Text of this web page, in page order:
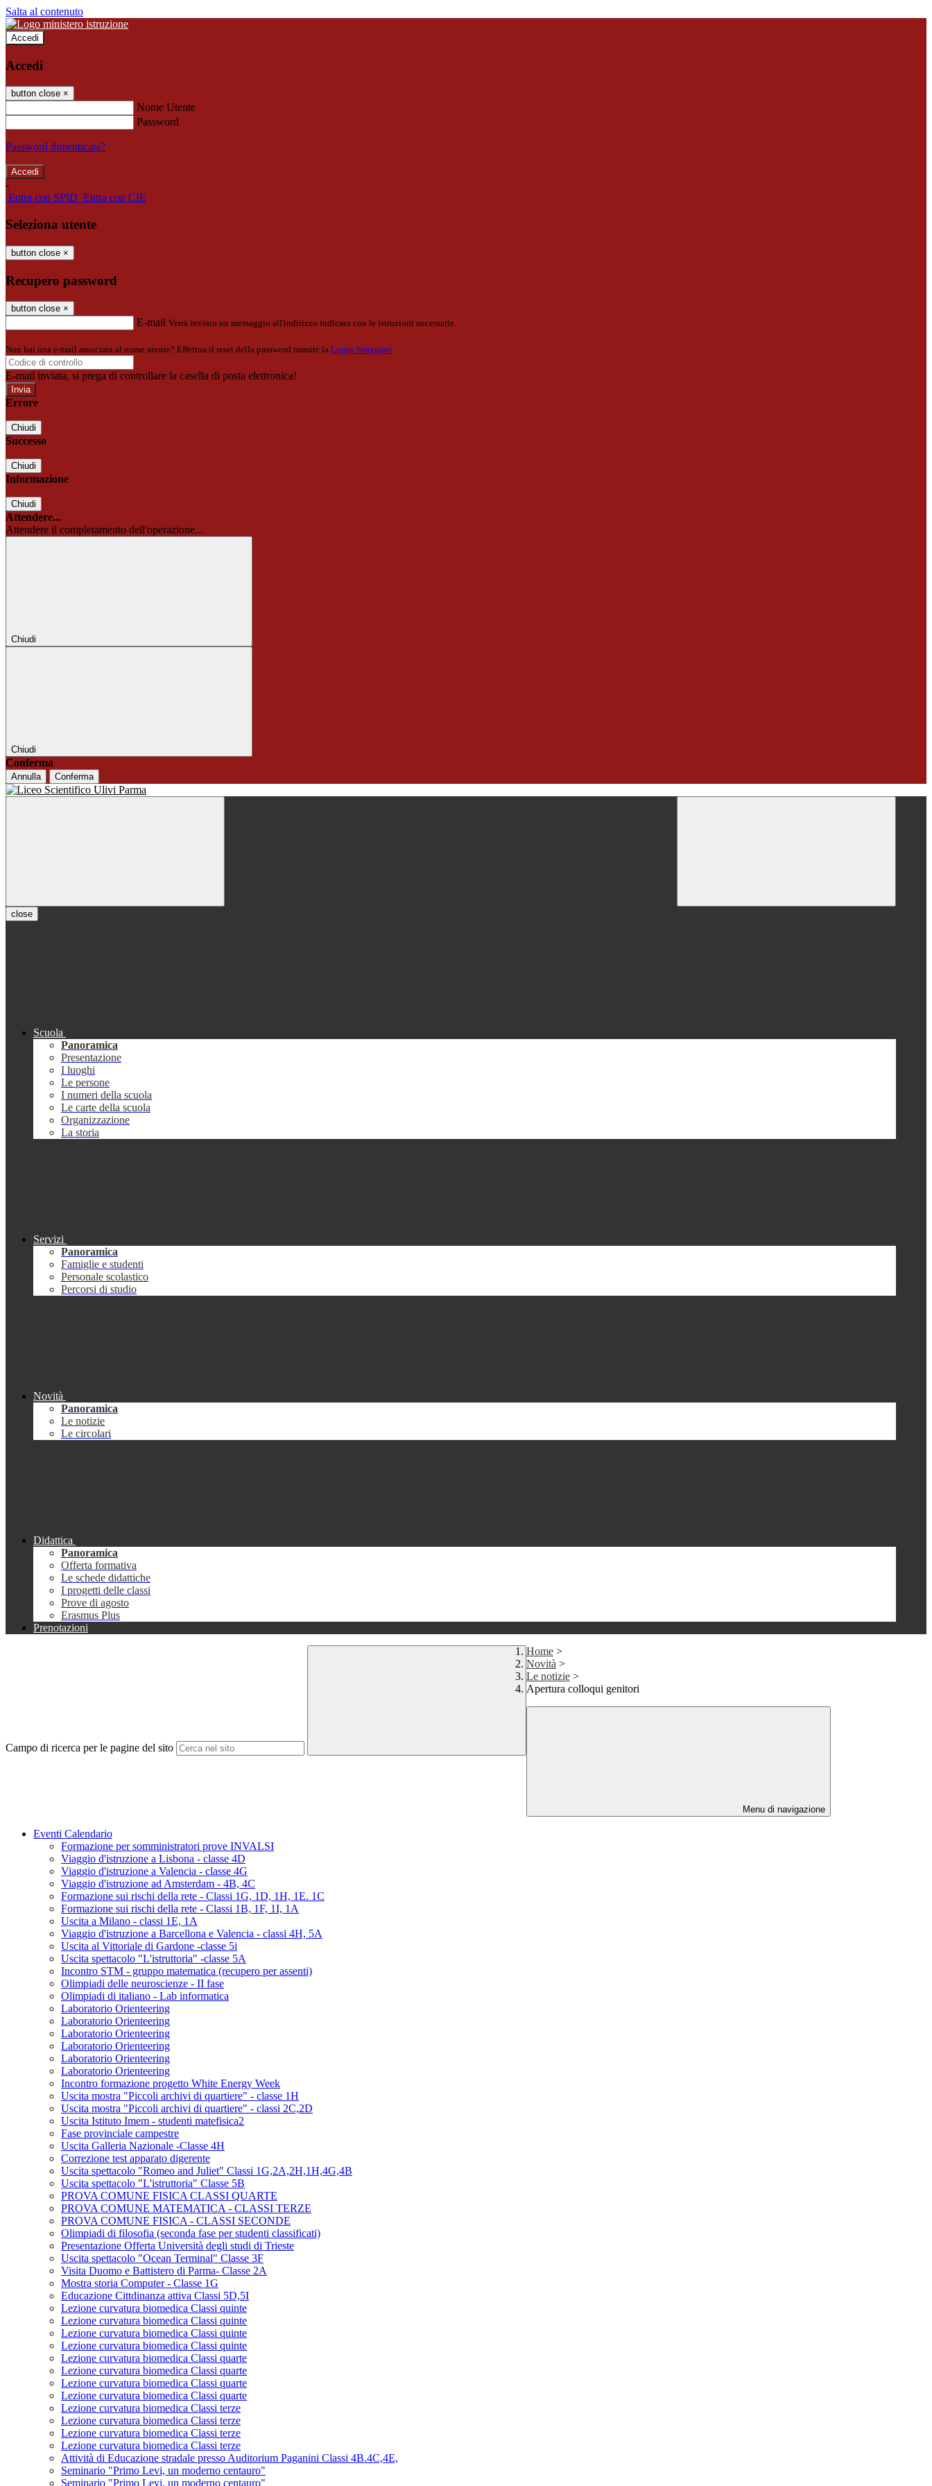
Salta al contenuto
Accedi
Accedi
button close ×
Nome Utente
Password
Password dimenticata?
-
Entra con SPID Entra con CIE
Seleziona utente
button close ×
Recupero password
button close ×
E-mail Verrà inviato un messaggio all'indirizzo indicato con le istruzioni necessarie.
Non hai una e-mail associata al nome utente? Effettua il reset della password tramite la Login Spaggiari
E-mail inviata, si prega di controllare la casella di posta elettronica!
Errore
Chiudi
Successo
Chiudi
Informazione
Chiudi
Attendere...
Attendere il completamento dell'operazione...
Chiudi
Chiudi
Conferma
Annulla Conferma
close
Scuola
Panoramica
Presentazione
I luoghi
Le persone
I numeri della scuola
Le carte della scuola
Organizzazione
La storia
Servizi
Panoramica
Famiglie e studenti
Personale scolastico
Percorsi di studio
Novità
Panoramica
Le notizie
Le circolari
Didattica
Panoramica
Offerta formativa
Le schede didattiche
I progetti delle classi
Prove di agosto
Erasmus Plus
Prenotazioni
Campo di ricerca per le pagine del sito
Home >
Novità >
Le notizie >
Apertura colloqui genitori
Menu di navigazione
Eventi Calendario
Formazione per somministratori prove INVALSI
Viaggio d'istruzione a Lisbona - classe 4D
Viaggio d'istruzione a Valencia - classe 4G
Viaggio d'istruzione ad Amsterdam - 4B, 4C
Formazione sui rischi della rete - Classi 1G, 1D, 1H, 1E. 1C
Formazione sui rischi della rete - Classi 1B, 1F, 1I, 1A
Uscita a Milano - classi 1E, 1A
Viaggio d'istruzione a Barcellona e Valencia - classi 4H, 5A
Uscita al Vittoriale di Gardone -classe 5i
Uscita spettacolo "L'istruttoria" -classe 5A
Incontro STM - gruppo matematica (recupero per assenti)
Olimpiadi delle neuroscienze - II fase
Olimpiadi di italiano - Lab informatica
Laboratorio Orienteering
Laboratorio Orienteering
Laboratorio Orienteering
Laboratorio Orienteering
Laboratorio Orienteering
Laboratorio Orienteering
Incontro formazione progetto White Energy Week
Uscita mostra "Piccoli archivi di quartiere" - classe 1H
Uscita mostra "Piccoli archivi di quartiere" - classi 2C,2D
Uscita Istituto Imem - studenti matefisica2
Fase provinciale campestre
Uscita Galleria Nazionale -Classe 4H
Correzione test apparato digerente
Uscita spettacolo "Romeo and Juliet" Classi 1G,2A,2H,1H,4G,4B
Uscita spettacolo "L'istruttoria" Classe 5B
PROVA COMUNE FISICA CLASSI QUARTE
PROVA COMUNE MATEMATICA - CLASSI TERZE
PROVA COMUNE FISICA - CLASSI SECONDE
Olimpiadi di filosofia (seconda fase per studenti classificati)
Presentazione Offerta Università degli studi di Trieste
Uscita spettacolo "Ocean Terminal" Classe 3F
Visita Duomo e Battistero di Parma- Classe 2A
Mostra storia Computer - Classe 1G
Educazione Cittdinanza attiva Classi 5D,5I
Lezione curvatura biomedica Classi quinte
Lezione curvatura biomedica Classi quinte
Lezione curvatura biomedica Classi quinte
Lezione curvatura biomedica Classi quinte
Lezione curvatura biomedica Classi quarte
Lezione curvatura biomedica Classi quarte
Lezione curvatura biomedica Classi quarte
Lezione curvatura biomedica Classi quarte
Lezione curvatura biomedica Classi terze
Lezione curvatura biomedica Classi terze
Lezione curvatura biomedica Classi terze
Lezione curvatura biomedica Classi terze
Attività di Educazione stradale presso Auditorium Paganini Classi 4B.4C,4E,
Seminario "Primo Levi, un moderno centauro"
Seminario "Primo Levi, un moderno centauro"